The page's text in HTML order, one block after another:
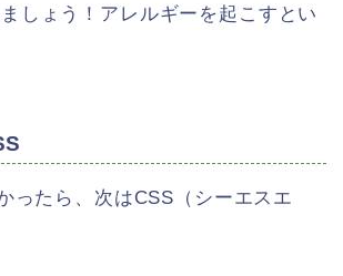
ましょう！アレルギーを起こすとい
ったら、次はCSS（シーエスエ